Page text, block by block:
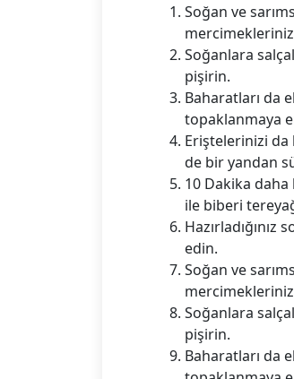
Soğan ve
Soğanlara
pişirin.
Baharatları da
topaklanmaya
Eriştelerinizi da
de bir yandan
10 Dakika
ile biberi
edin.
Soğan ve
Soğanlara
pişirin.
Baharatları da